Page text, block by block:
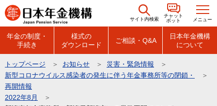
こ
の
の
先
頭
サイト内検索
チャット
ボット
メニュー
年金の制度・
手続き
様式の
ダウンロード
ご相談・Q&A
日本年金機構
について
トップページ お知らせ
災害・緊急情報
新型コロナウイルス感染者の発生に伴う年金事務所等の閉鎖・
再開情報
2022年8月